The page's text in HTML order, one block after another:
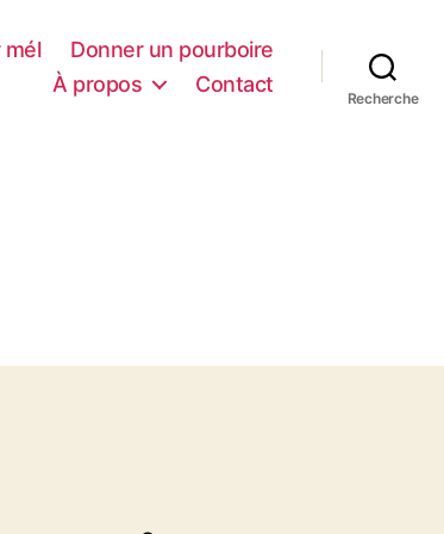
mél
Donner un pourboire
À propos
Contact
Recherche